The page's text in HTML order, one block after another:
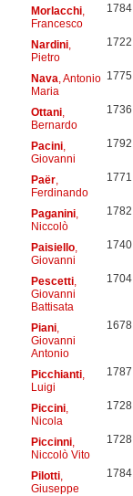
Morlacchi,
Francesco
1784
Nardini,
Pietro
1722
Nava , Antonio
Maria
1775
Ottani,
Bernardo
1736
Pacini,
Giovanni
1792
Paër,
Ferdinando
1771
Paganini,
Niccolò
1782
Paisiello,
Giovanni
1740
Pescetti,
Giovanni
Battisata
1704
Piani,
Giovanni
Antonio
1678
Picchianti,
Luigi
1787
Piccini,
Nicola
1728
Piccinni,
Niccolò Vito
1728
Pilotti,
Giuseppe
1784